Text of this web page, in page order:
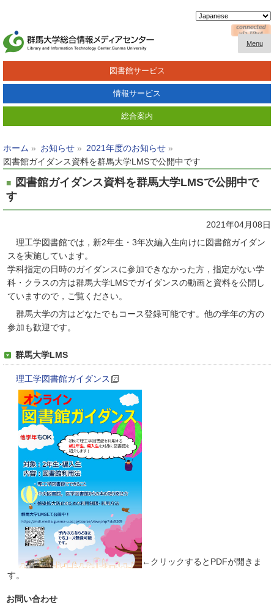
Menu
図書館サービス
情報サービス
総合案内
ホーム お知らせ
2021年度のお知らせ
図書館ガイダンス資料を群馬大学LMSで公開中です
図書館ガイダンス資料を群馬大学LMSで公開中で
す
2021年04月08日
理工学図書館では，新2年生・3年次編入生向けに図書館ガイダン
スを実施しています。
学科指定の日時のガイダンスに参加できなかった方，指定がない学
科・クラスの方は群馬大学LMSでガイダンスの動画と資料を公開し
ていますので，ご覧ください。
群馬大学の方はどなたでもコース登録可能です。他の学年の方の
参加も歓迎です。
群馬大学LMS
理工学図書館ガイダンス
←クリックするとPDFが開きま
す。
お問い合わせ